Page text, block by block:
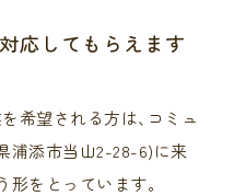
応してもらえます
希望される方は､コミュ
浦添市当山2-28-6)に来
形をとっています｡